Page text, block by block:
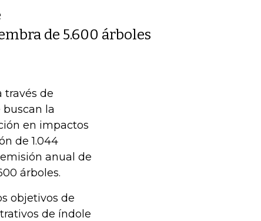
de 5.600 árboles
través de
la
en impactos
de 1.044
anual de
árboles.
objetivos de
de índole